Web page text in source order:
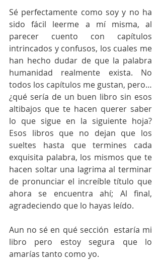
Sé perfectamente como soy y no ha
sido fácil leerme a mí misma, al
parecer cuento con capítulos
intrincados y confusos, los cuales me
han hecho dudar de que la palabra
humanidad realmente exista. No
todos los capítulos me gustan, pero…
¿qué sería de un buen libro sin esos
altibajos que te hacen querer saber
lo que sigue en la siguiente hoja?
Esos libros que no dejan que los
sueltes hasta que termines cada
exquisita palabra, los mismos que te
hacen soltar una lagrima al terminar
de pronunciar el increíble título que
ahora se encuentra ahí; Al final,
agradeciendo que lo hayas leído.
Aun no sé en qué sección  estaría mi
libro pero estoy segura que lo
amarías tanto como yo.